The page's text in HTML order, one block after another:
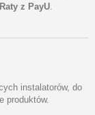
Raty z PayU
instalatorów, do
produktów.